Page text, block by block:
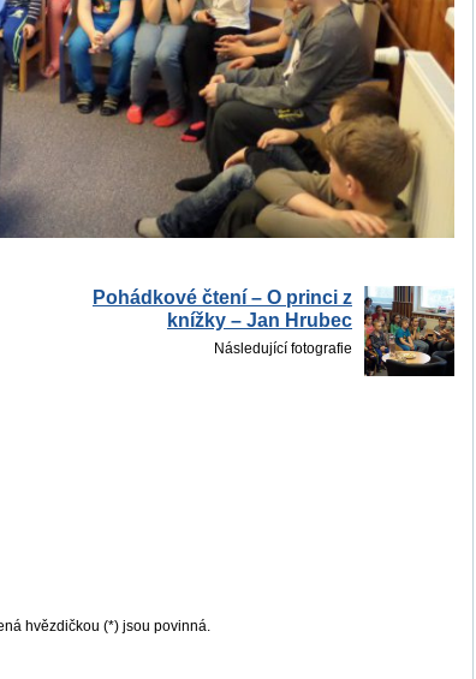
Pohádkové čtení – O princi z
knížky – Jan Hrubec
Následující fotografie
hvězdičkou (*) jsou povinná.